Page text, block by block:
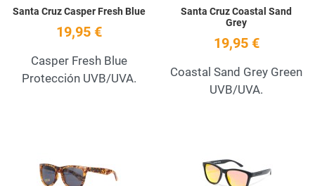
Santa Cruz Casper Fresh Blue
19,95 €
Casper Fresh Blue
Protección UVB/UVA.
Santa Cruz Coastal Sand
Grey
19,95 €
Coastal Sand Grey Green
UVB/UVA.
Quick View